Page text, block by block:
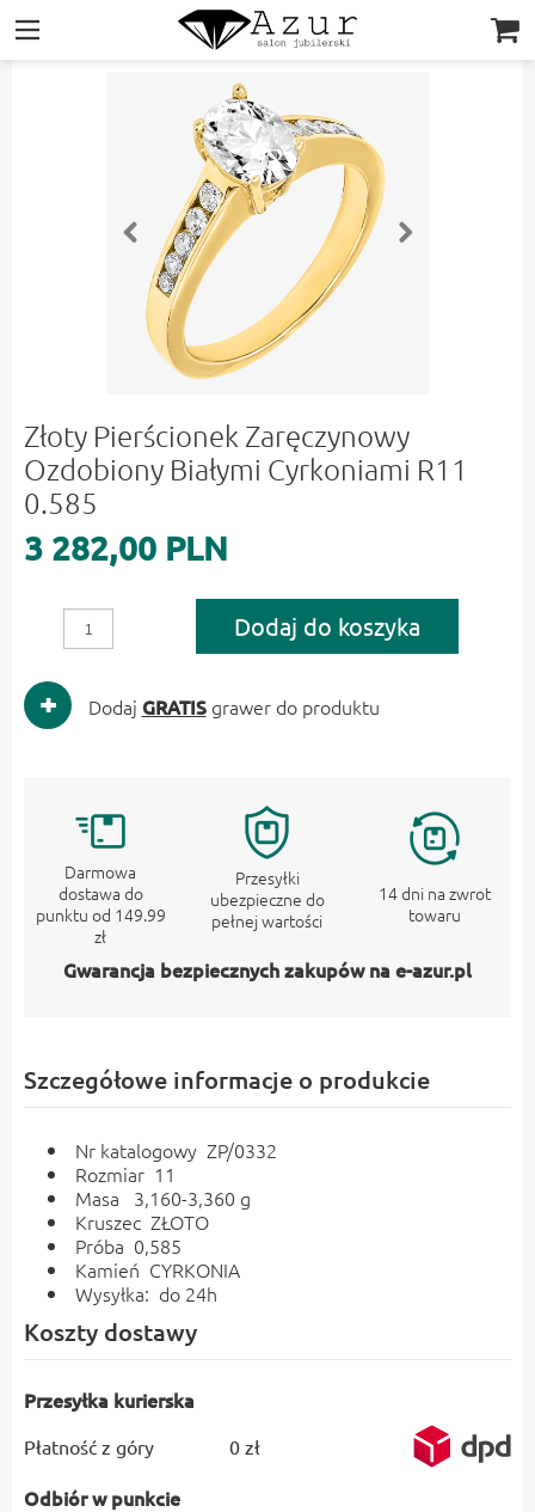
|||
Złoty Pierścionek Zaręczynowy
Ozdobiony Białymi Cyrkoniami R11
0.585
3 282,00 PLN
Dodaj do koszyka
Dodaj GRATISgrawer do produktu
Darmowa
dostawa do
punktu od 149.99
zł
Przesyłki
ubezpieczne do
pełnej wartości
14 dni na zwrot
towaru
Gwarancja bezpiecznych zakupów na e-azur.pl
Szczegółowe informacje o produkcie
Nr katalogowy ZP/0332
Rozmiar 11
Masa 3,160-3,360 g
Kruszec ZŁOTO
Próba 0,585
Kamień CYRKONIA
Wysyłka: do 24h
Koszty dostawy
Przesyłka kurierska
Płatność z góry 0 zł
Odbiór w punkcie